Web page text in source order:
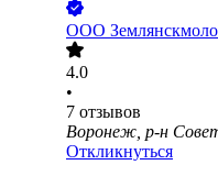
ООО
4.0
•
7 отзывов
Воронеж, р-н
Откликнуться